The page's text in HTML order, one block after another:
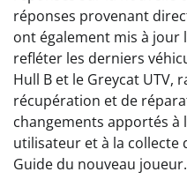
réponses provenant
ont également mis à jour
refléter les derniers
Hull B et le Greycat UTV,
récupération et de
changements apportés à
utilisateur et à la collecte
Guide du nouveau joueur.